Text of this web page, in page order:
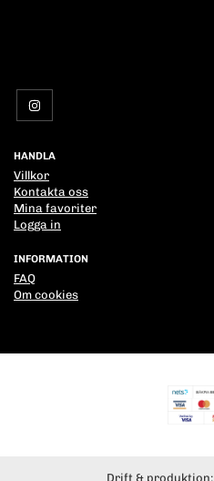
HANDLA
Villkor
Kontakta oss
Mina favoriter
Logga in
INFORMATION
FAQ
Om cookies
Drift & produktion: